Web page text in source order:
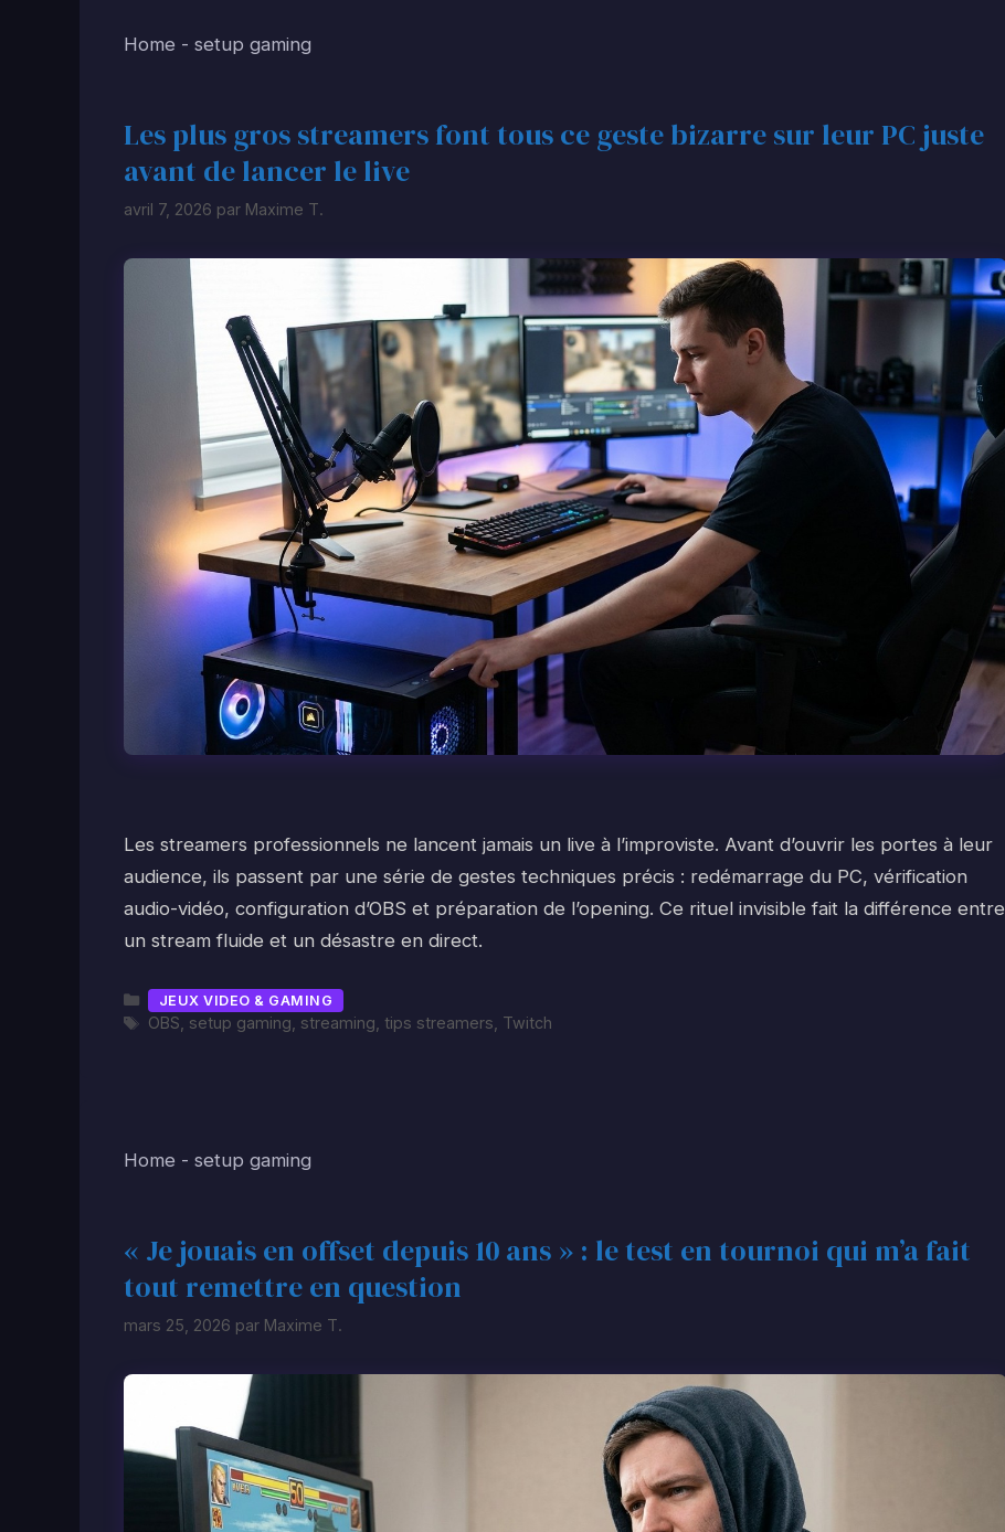
Home - setup gaming
Les plus gros streamers font tous ce geste bizarre sur leur PC juste
avant de lancer le live
avril 7, 2026 par Maxime T.
Les streamers professionnels ne lancent jamais un live à l’improviste. Avant d’ouvrir les portes à leur
audience, ils passent par une série de gestes techniques précis : redémarrage du PC, vérification
audio-vidéo, configuration d’OBS et préparation de l’opening. Ce rituel invisible fait la différence entre
un stream fluide et un désastre en direct.
Catégories
JEUX VIDEO & GAMING
Étiquettes
OBS setup gaming streaming tips streamers Twitch
Home - setup gaming
« Je jouais en offset depuis 10 ans » : le test en tournoi qui m’a fait
tout remettre en question
mars 25, 2026 par Maxime T.